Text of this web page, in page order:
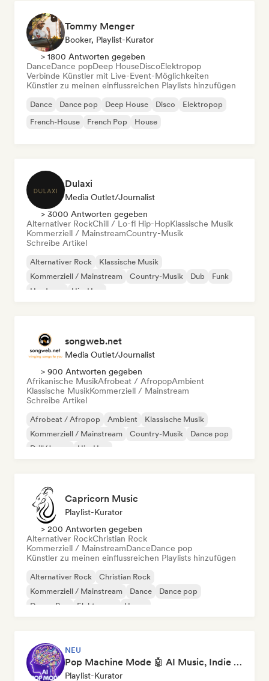
Tommy Menger
Booker, Playlist-Kurator
> 1800 Antworten gegeben
DanceDance popDeep HouseDiscoElektropop
Verbinde Künstler mit Live-Event-Möglichkeiten
Künstler zu meinen einflussreichen Playlists hinzufügen
Dance Dance pop Deep House Disco
Elektropop
French-House
French Pop House
Dulaxi
Media Outlet/Journalist
> 3000 Antworten gegeben
Alternativer RockChill / Lo-fi Hip-HopKlassische Musik
Kommerziell / MainstreamCountry-Musik
Schreibe Artikel
Alternativer Rock
Klassische Musik
Kommerziell / Mainstream
Country-Musik Dub
Funk
Hardcore
Hip-Hop
songweb.net
Media Outlet/Journalist
> 900 Antworten gegeben
Afrikanische MusikAfrobeat / AfropopAmbient
Klassische MusikKommerziell / Mainstream
Schreibe Artikel
Afrobeat / Afropop Ambient
Klassische Musik
Kommerziell / Mainstream
Country-Musik
Dance pop
Drill/Jersey
Hip-Hop
Capricorn Music
Playlist-Kurator
> 200 Antworten gegeben
Alternativer RockChristian Rock
Kommerziell / MainstreamDanceDance pop
Künstler zu meinen einflussreichen Playlists hinzufügen
Alternativer Rock
Christian Rock
Kommerziell / Mainstream
Dance
Dance pop
Dream Pop
Elektropop House
NEU
Pop Machine Mode 🤖 AI Music, Indie Pop & Dream Pop
Playlist-Kurator